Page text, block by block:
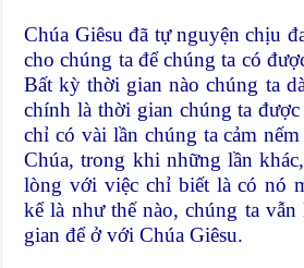
Chúa Giêsu đã tự nguyện chịu
cho chúng ta để chúng ta có
Bất kỳ thời gian nào chúng ta
chính là thời gian chúng ta
chỉ có vài lần chúng ta cảm
Chúa, trong khi những lần
lòng với việc chỉ biết là có nó
kể là như thế nào, chúng ta
gian để ở với Chúa Giêsu.